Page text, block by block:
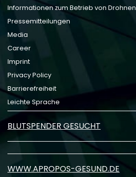
Informationen zum Betrieb von Drohnen
Pressemitteilungen
Media
Career
Imprint
Privacy Policy
Barrierefreiheit
Leichte Sprache
BLUTSPENDER GESUCHT
WWW.APROPOS-GESUND.DE